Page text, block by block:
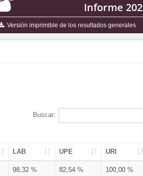
Informe
Versión imprimible de los resultados generales
Buscar:
LAB UPE URI
98,32 % 82,54 % 100,00 %